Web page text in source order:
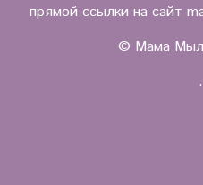
прямой ссылки на сайт
© Мама
.